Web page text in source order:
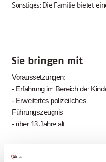
Sonstiges: Die Familie bietet
Sie bringen mit
Voraussetzungen:
- Erfahrung im Bereich der
- Erweitertes polizeiliches
- über 18 Jahre alt